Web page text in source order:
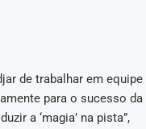
de trabalhar em equipe
para o sucesso da
a ‘magia’ na pista”,